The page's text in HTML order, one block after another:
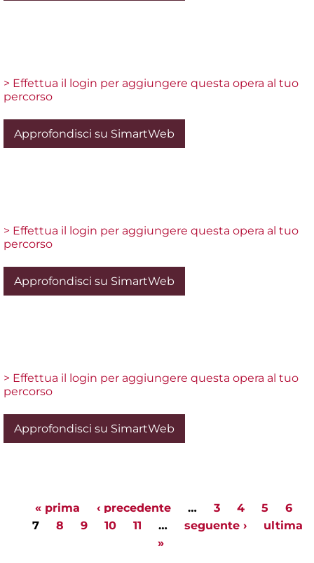
> Effettua il login per aggiungere questa opera al tuo
percorso
Approfondisci su SimartWeb
> Effettua il login per aggiungere questa opera al tuo
percorso
Approfondisci su SimartWeb
> Effettua il login per aggiungere questa opera al tuo
percorso
Approfondisci su SimartWeb
Pagine
« prima ‹ precedente … 3 4 5
6
7
8 9 10 11 … seguente ›
ultima
»